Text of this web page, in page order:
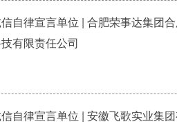
自律宣言单位 | 合肥荣事达集团
有限责任公司
自律宣言单位 | 安徽飞歌实业集